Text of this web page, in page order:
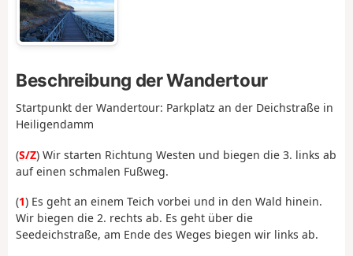
Beschreibung der Wandertour
Startpunkt der Wandertour: Parkplatz an der Deichstraße in
Heiligendamm
(S/Z) Wir starten Richtung Westen und biegen die 3. links ab
auf einen schmalen Fußweg.
(1) Es geht an einem Teich vorbei und in den Wald hinein.
Wir biegen die 2. rechts ab. Es geht über die
Seedeichstraße, am Ende des Weges biegen wir links ab.